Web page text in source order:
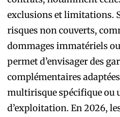
exclusions et limitations.
risques non couverts,
dommages immatériels
permet d’envisager des
complémentaires
multirisque spécifique ou
d’exploitation. En 2026,